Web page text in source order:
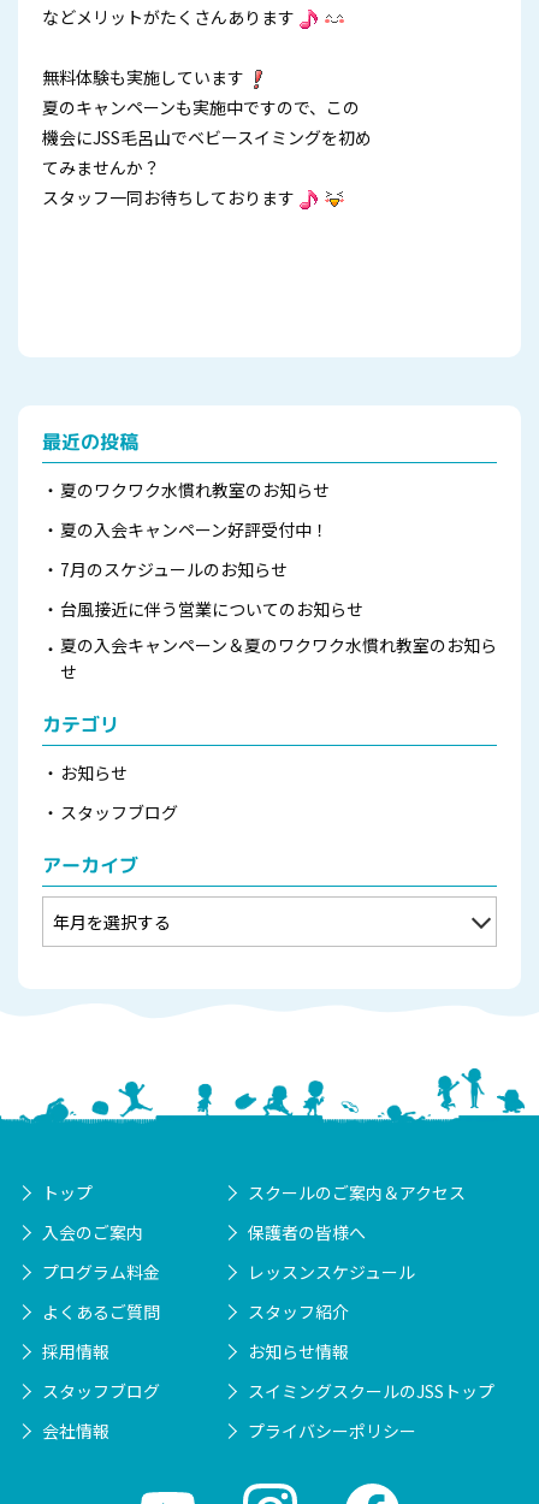
などメリットがたくさんあります
無料体験も実施しています
夏のキャンペーンも実施中ですので、この
機会にJSS毛呂山でベビースイミングを初め
てみませんか？
スタッフ一同お待ちしております
最近の投稿
夏のワクワク水慣れ教室のお知らせ
夏の入会キャンペーン好評受付中！
7月のスケジュールのお知らせ
台風接近に伴う営業についてのお知らせ
夏の入会キャンペーン＆夏のワクワク水慣れ教室のお知ら
せ
カテゴリ
お知らせ
スタッフブログ
アーカイブ
トップ
スクールのご案内＆アクセス
入会のご案内
保護者の皆様へ
プログラム料金
レッスンスケジュール
よくあるご質問
スタッフ紹介
採用情報
お知らせ情報
スタッフブログ
スイミングスクールのJSSトップ
会社情報
プライバシーポリシー